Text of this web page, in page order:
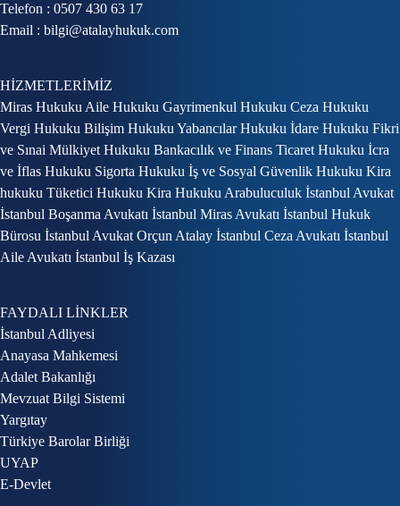
Telefon : 0507 430 63 17
Email : bilgi@atalayhukuk.com
HİZMETLERİMİZ
Miras Hukuku Aile Hukuku Gayrimenkul Hukuku Ceza Hukuku
Vergi Hukuku Bilişim Hukuku Yabancılar Hukuku İdare Hukuku Fikri
ve Sınai Mülkiyet Hukuku Bankacılık ve Finans Ticaret Hukuku İcra
ve İflas Hukuku Sigorta Hukuku İş ve Sosyal Güvenlik Hukuku Kira
hukuku Tüketici Hukuku Kira Hukuku Arabuluculuk İstanbul Avukat
İstanbul Boşanma Avukatı İstanbul Miras Avukatı İstanbul Hukuk
Bürosu İstanbul Avukat Orçun Atalay İstanbul Ceza Avukatı İstanbul
Aile Avukatı İstanbul İş Kazası
FAYDALI LİNKLER
İstanbul Adliyesi
Anayasa Mahkemesi
Adalet Bakanlığı
Mevzuat Bilgi Sistemi
Yargıtay
Türkiye Barolar Birliği
UYAP
E-Devlet